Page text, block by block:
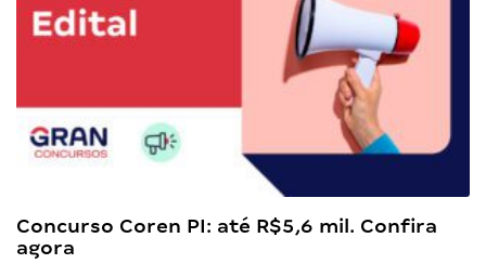
Concurso Coren PI: até R$5,6 mil. Confira
agora